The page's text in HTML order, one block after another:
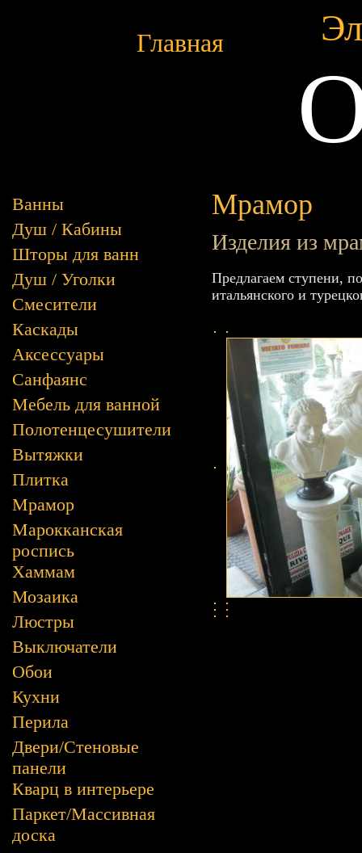
Главная
Ванны
Душ / Кабины
Шторы для ванн
Душ / Уголки
Смесители
Каскады
Аксессуары
Санфаянс
Мебель для ванной
Полотенцесушители
Вытяжки
Плитка
Мрамор
Марокканская
роспись
Хаммам
Мозаика
Люстры
Выключатели
Обои
Кухни
Перила
Двери/Стеновые
панели
Кварц в интерьере
Паркет/Массивная
доска
Мрамор
Изделия из
Предлагаем ступени,
итальянского и